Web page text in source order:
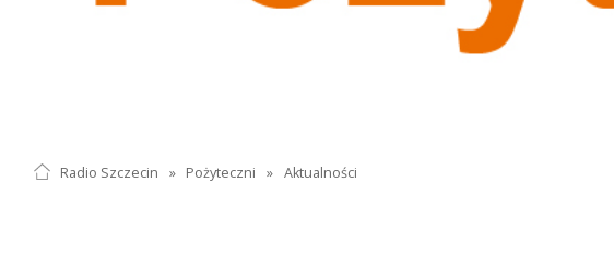
Radio Szczecin » Pożyteczni » Aktualności